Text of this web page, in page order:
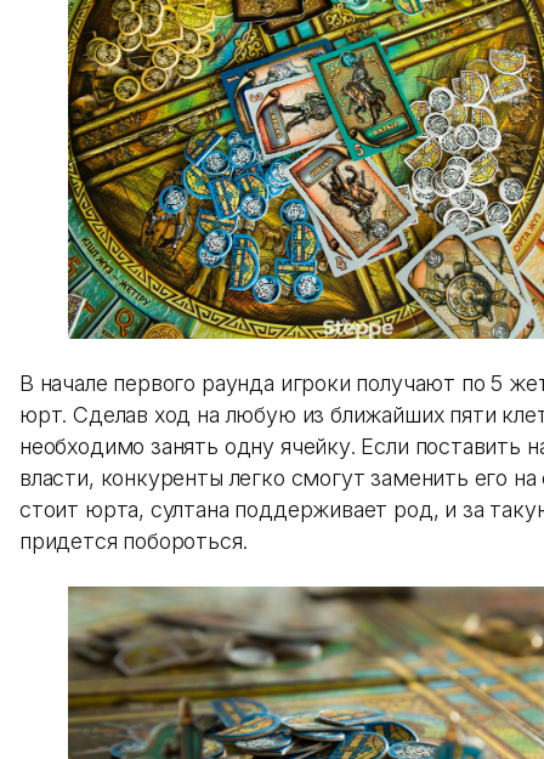
В начале первого раунда игроки получают по 5
юрт. Сделав ход на любую из ближайших пяти
необходимо занять одну ячейку. Если поставить
власти, конкуренты легко смогут заменить его
стоит юрта, султана поддерживает род, и за
придется побороться.